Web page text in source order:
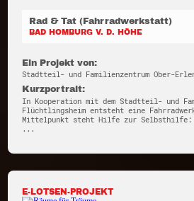
Rad & Tat (Fahrradwerkstatt)
BAD HOMBURG V. D. HÖHE
Ein Projekt von:
Stadtteil- und Familienzentrum Ober-
Kurzportrait:
In Kooperation mit dem Stadtteil- und
Flüchtlingsheim entsteht eine
Mittelpunkt steht Hilfe zur Selbsthilfe:
...
E-LOTSEN-PROJEKT